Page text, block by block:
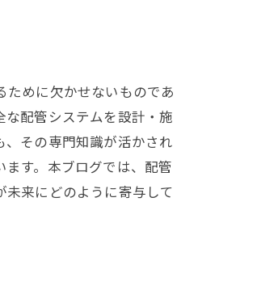
めに欠かせないものであ
配管システムを設計・施
その専門知識が活かされ
す。本ブログでは、配管
来にどのように寄与して